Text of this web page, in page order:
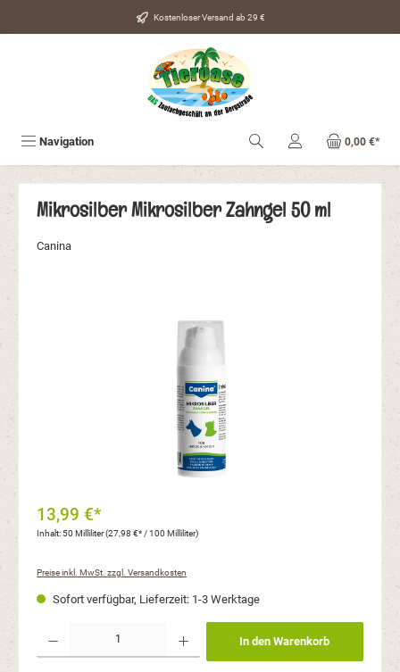
Kostenloser Versand ab 29 €
Navigation 0,00 €*
Mikrosilber Mikrosilber Zahngel 50 ml
Canina
13,99 €*
Inhalt:50 Milliliter(27,98 €* / 100 Milliliter)
Preise inkl. MwSt. zzgl. Versandkosten
Sofort verfügbar, Lieferzeit: 1-3 Werktage
Produkt Anzahl: Gib den gewünschten Wert ein oder benutze die Schaltflächen um die
In den Warenkorb